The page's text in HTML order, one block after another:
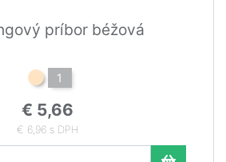
príbor béžová
1
€ 5,66
€ 6,96 s DPH